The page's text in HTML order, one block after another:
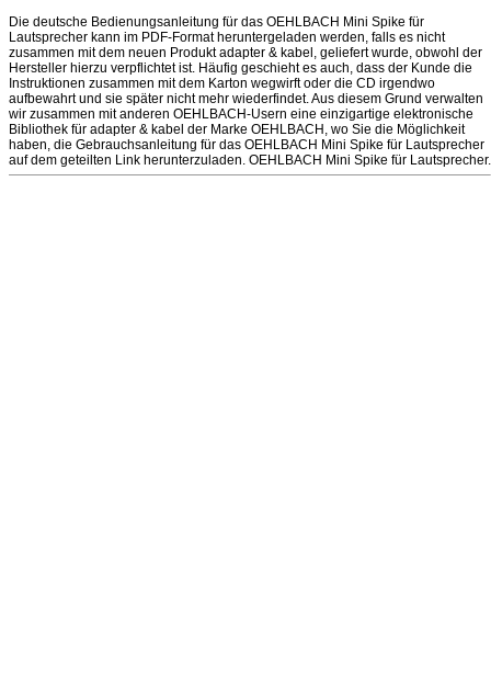
Die deutsche Bedienungsanleitung für das OEHLBACH Mini Spike für
Lautsprecher kann im PDF-Format heruntergeladen werden, falls es nicht
zusammen mit dem neuen Produkt adapter & kabel, geliefert wurde, obwohl der
Hersteller hierzu verpflichtet ist. Häufig geschieht es auch, dass der Kunde die
Instruktionen zusammen mit dem Karton wegwirft oder die CD irgendwo
aufbewahrt und sie später nicht mehr wiederfindet. Aus diesem Grund verwalten
wir zusammen mit anderen OEHLBACH-Usern eine einzigartige elektronische
Bibliothek für adapter & kabel der Marke OEHLBACH, wo Sie die Möglichkeit
haben, die Gebrauchsanleitung für das OEHLBACH Mini Spike für Lautsprecher
auf dem geteilten Link herunterzuladen. OEHLBACH Mini Spike für Lautsprecher.